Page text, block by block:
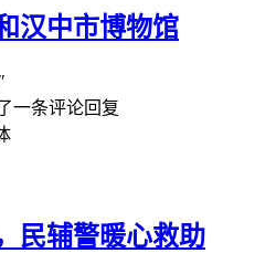
汉中市博物馆
一条评论回复
民辅警暖心救助